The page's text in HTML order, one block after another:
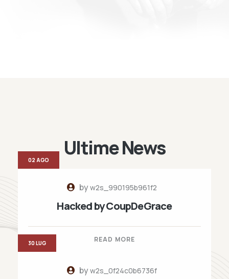
Ultime News
byw2s_990195b961f2
Hacked by CoupDeGrace
READ MORE
02 AGO
byw2s_0f24c0b6736f
30 LUG